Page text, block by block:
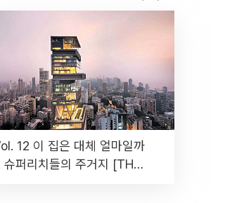
12 이 집은 대체 얼마일까
슈퍼리치들의 주거지 [THE